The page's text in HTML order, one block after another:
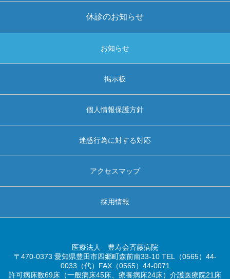
休診のお知らせ
お知らせ
掲示板
個人情報保護方針
迷惑行為に対する対応
アクセスマップ
採用情報
医療法人 豊寿会斉藤病院
〒470-0373 愛知県豊田市四郷町森前南33-10 TEL（0565）44-
0033（代）FAX（0565）44-0071
許可病床数69床（一般病床45床、療養病床24床）介護医療院21床